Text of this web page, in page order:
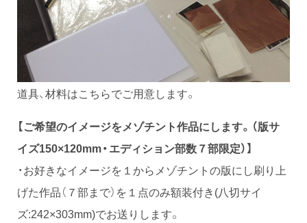
道具、材料はこちらでご用意します。
【ご希望のイメージをメゾチント作品にします。（版サ
イズ150×120mm・エディション部数７部限定）】
・お好きなイメージを１からメゾチントの版にし刷り上
げた作品（７部まで）を１点のみ額装付き(八切サイ
ズ:242×303mm)でお送りします。